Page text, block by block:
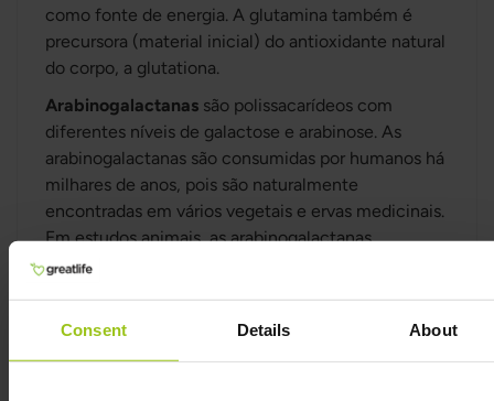
Consent Details About
como fonte de energia. A glutamina também é
precursora (material inicial) do antioxidante natural
do corpo, a glutationa.
Arabinogalactanas são polissacarídeos com
diferentes níveis de galactose e arabinose. As
arabinogalactanas são consumidas por humanos há
milhares de anos, pois são naturalmente
encontradas em vários vegetais e ervas medicinais.
Em estudos animais, as arabinogalactanas
aumentam os glóbulos brancos e podem também
reduzem úlceras gástricas e impedem a adesão da
Helicobacter Pylori à mucosa gástrica. As